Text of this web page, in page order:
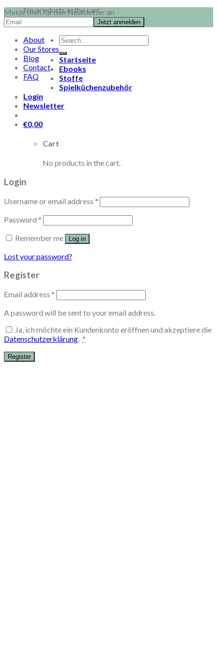
No products in the cart.
Melde dich für den Newsletter an
About
Our Stores
Blog
Contact
FAQ
Search
for:
Startseite
Ebooks
Stoffe
Spielküchenzubehör
Login
Newsletter
€0,00
Cart
No products in the cart.
Login
Username or email address *
Password *
Remember me
Log in
Lost your password?
Register
Email address *
A password will be sent to your email address.
Ja, ich möchte ein Kundenkonto eröffnen und akzeptiere die
Datenschutzerklärung. *
Register